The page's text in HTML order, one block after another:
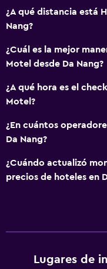
¿A qué distancia está
Nang?
¿Cuál es la mejor
Motel desde Da Nang?
¿A qué hora es el
Motel?
¿En cuántos
Da Nang?
¿Cuándo actualizó
precios de hoteles en
Lugares de